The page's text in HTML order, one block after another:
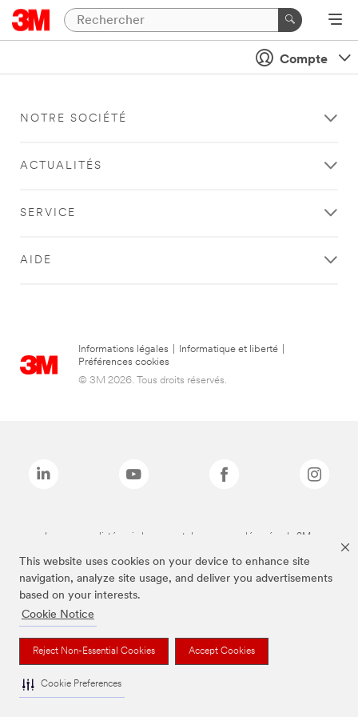
This website uses cookies on your device to enhance site
navigation, analyze site usage, and deliver you advertisements
based on your interests.
Cookie Notice
Reject Non-Essential Cookies Accept Cookies
Cookie Preferences
Compte
NOTRE SOCIÉTÉ
ACTUALITÉS
SERVICE
AIDE
Informations légales Informatique et liberté
Préférences cookies
© 3M 2026. Tous droits réservés.
Les marques listées ci-dessus sont des marques déposées de 3M.